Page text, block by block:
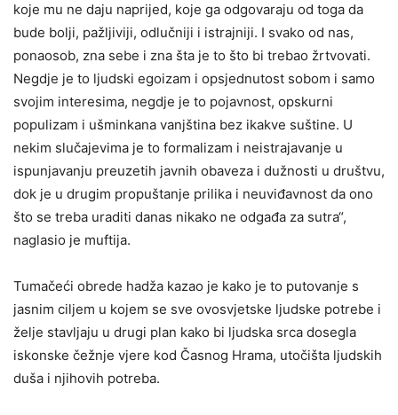
koje mu ne daju naprijed, koje ga odgovaraju od toga da
bude bolji, pažljiviji, odlučniji i istrajniji. I svako od nas,
ponaosob, zna sebe i zna šta je to što bi trebao žrtvovati.
Negdje je to ljudski egoizam i opsjednutost sobom i samo
svojim interesima, negdje je to pojavnost, opskurni
populizam i ušminkana vanjština bez ikakve suštine. U
nekim slučajevima je to formalizam i neistrajavanje u
ispunjavanju preuzetih javnih obaveza i dužnosti u društvu,
dok je u drugim propuštanje prilika i neuviđavnost da ono
što se treba uraditi danas nikako ne odgađa za sutra“,
naglasio je muftija.
Tumačeći obrede hadža kazao je kako je to putovanje s
jasnim ciljem u kojem se sve ovosvjetske ljudske potrebe i
želje stavljaju u drugi plan kako bi ljudska srca dosegla
iskonske čežnje vjere kod Časnog Hrama, utočišta ljudskih
duša i njihovih potreba.